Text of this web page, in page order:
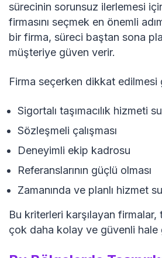
sürecinin sorunsuz ilerlemesi
firmasını seçmek en önemli
bir firma, süreci baştan sona
müşteriye güven verir.
Firma seçerken dikkat edilmesi
Sigortalı taşımacılık hizmeti
Sözleşmeli çalışması
Deneyimli ekip kadrosu
Referanslarının güçlü olması
Zamanında ve planlı hizmet
Bu kriterleri karşılayan firmalar,
çok daha kolay ve güvenli hale